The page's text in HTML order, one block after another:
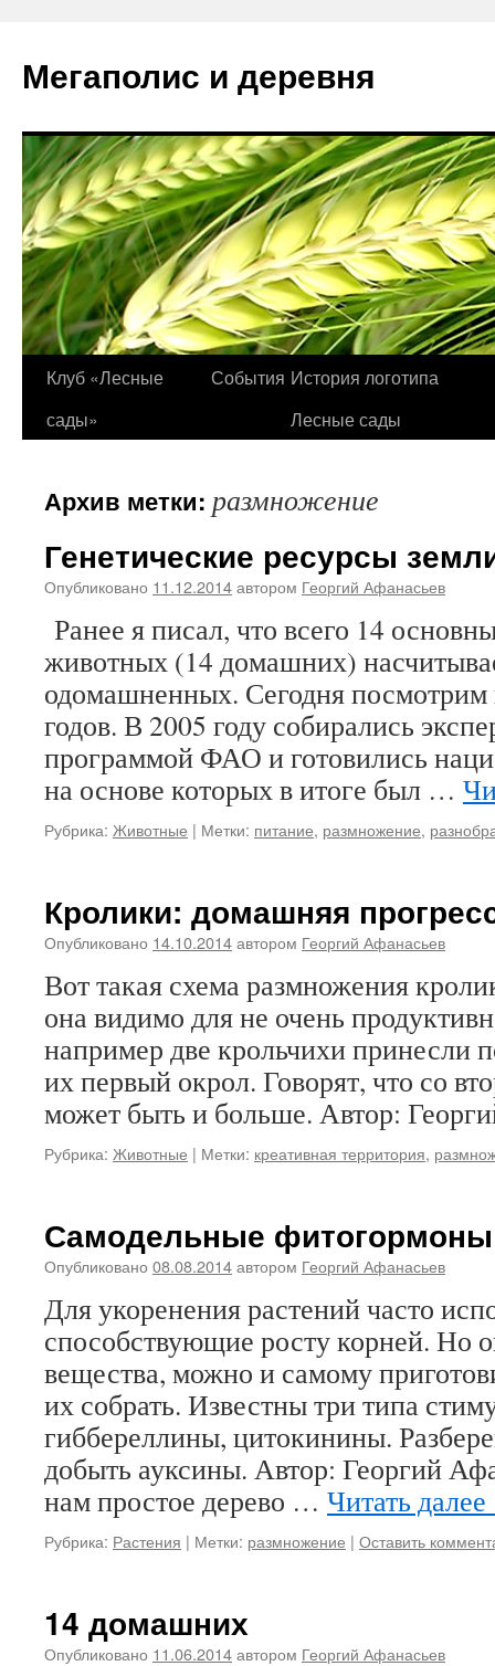
содержимому
Мегаполис и деревня
Клуб «Лесные
сады»
События История логотипа
Лесные сады
Архив метки: размножение
Генетические ресурсы
Опубликовано 11.12.2014автором Георгий Афанасьев
Ранее я писал, что всего 14
животных (14 домашних)
одомашненных. Сегодня посмотрим
годов. В 2005 году собирались
программой ФАО и готовились
на основе которых в итоге был …
Рубрика: Животные | Метки: питание, размножение,
Кролики: домашняя
Опубликовано 14.10.2014автором Георгий Афанасьев
Вот такая схема размножения
она видимо для не очень
например две крольчихи принесли
их первый окрол. Говорят, что со
может быть и больше. Автор:
Рубрика: Животные | Метки: креативная территория,
Самодельные фитогормоны
Опубликовано 08.08.2014автором Георгий Афанасьев
Для укоренения растений часто
способствующие росту корней. Но
вещества, можно и самому
их собрать. Известны три типа
гиббереллины, цитокинины.
добыть ауксины. Автор: Георгий
нам простое дерево … Читать далее
Рубрика: Растения | Метки: размножение | Оставить
14 домашних
Опубликовано 11.06.2014автором Георгий Афанасьев